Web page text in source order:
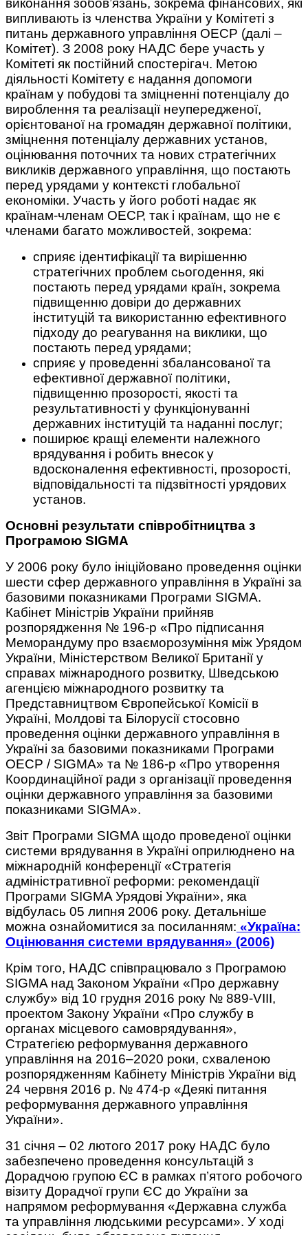
виконання зобов’язань, зокрема фінансових, які
випливають із членства України у Комітеті з
питань державного управління ОЕСР (далі –
Комітет). З 2008 року НАДС бере участь у
Комітеті як постійний спостерігач. Метою
діяльності Комітету є надання допомоги
країнам у побудові та зміцненні потенціалу до
вироблення та реалізації неупередженої,
орієнтованої на громадян державної політики,
зміцнення потенціалу державних установ,
оцінювання поточних та нових стратегічних
викликів державного управління, що постають
перед урядами у контексті глобальної
економіки. Участь у його роботі надає як
країнам-членам ОЕСР, так і країнам, що не є
членами багато можливостей, зокрема:
сприяє ідентифікації та вирішенню
стратегічних проблем сьогодення, які
постають перед урядами країн, зокрема
підвищенню довіри до державних
інституцій та використанню ефективного
підходу до реагування на виклики, що
постають перед урядами;
сприяє у проведенні збалансованої та
ефективної державної політики,
підвищенню прозорості, якості та
результативності у функціонуванні
державних інституцій та наданні послуг;
поширює кращі елементи належного
врядування і робить внесок у
вдосконалення ефективності, прозорості,
відповідальності та підзвітності урядових
установ.
Основні результати співробітництва з
Програмою SIGMA
У 2006 року було ініційовано проведення оцінки
шести сфер державного управління в Україні за
базовими показниками Програми SIGMA.
Кабінет Міністрів України прийняв
розпорядження № 196-р «Про підписання
Меморандуму про взаєморозуміння між Урядом
України, Міністерством Великої Британії у
справах міжнародного розвитку, Шведською
агенцією міжнародного розвитку та
Представництвом Європейської Комісії в
Україні, Молдові та Білорусії стосовно
проведення оцінки державного управління в
Україні за базовими показниками Програми
ОЕСР / SIGMA» та № 186-р «Про утворення
Координаційної ради з організації проведення
оцінки державного управління за базовими
показниками SIGMA».
Звіт Програми SIGMA щодо проведеної оцінки
системи врядування в Україні оприлюднено на
міжнародній конференції «Стратегія
адміністративної реформи: рекомендації
Програми SIGMA Урядові України», яка
відбулась 05 липня 2006 року. Детальніше
можна ознайомитися за посиланням: «Україна:
Оцінювання системи врядування» (2006)
Крім того, НАДС співпрацювало з Програмою
SIGMA над Законом України «Про державну
службу» від 10 грудня 2016 року № 889-VIII,
проектом Закону України «Про службу в
органах місцевого самоврядування»,
Стратегією реформування державного
управління на 2016–2020 роки, схваленою
розпорядженням Кабінету Міністрів України від
24 червня 2016 р. № 474-р «Деякі питання
реформування державного управління
України».
31 січня – 02 лютого 2017 року НАДС було
забезпечено проведення консультацій з
Дорадчою групою ЄС в рамках п’ятого робочого
візиту Дорадчої групи ЄС до України за
напрямом реформування «Державна служба
та управління людськими ресурсами». У ході